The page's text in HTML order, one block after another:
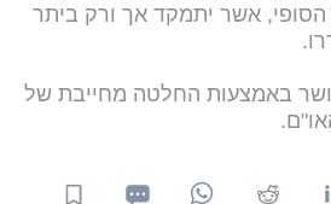
אשר יתמקד אך ורק ביתר
באמצעות החלטה מחייבת של